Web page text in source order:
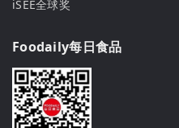
iSEE全球奖
Foodaily每日食品